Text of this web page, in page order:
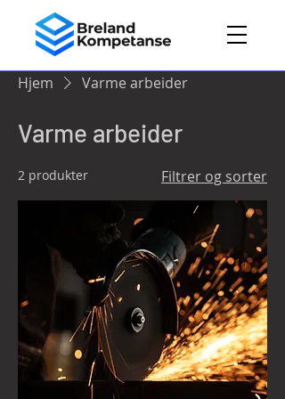
Hjem Varme arbeider
Varme arbeider
2 produkter Filtrer og sorter